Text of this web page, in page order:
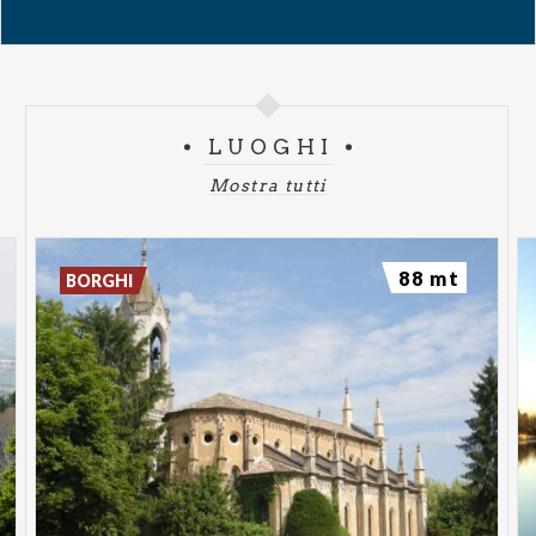
loro brani preferiti, dai Queen ai Beatles, da
sonore americane”.
Scopo della serata è anche quello di raccogliere
fondi per il restauro della cella campanaria della
Chiesa di San Crispino, un gioiello del neogotico
lombardo che sorge proprio accanto a Villa Meroni e
al parco, dove ogni Domenica mattina viene
celebrata la Messa alle 9 e che spesso ospita
matrimoni e battesimi, una piccola basilica nel cuore
LUOGHI
Mostra tutti
BORGHI 88 mt